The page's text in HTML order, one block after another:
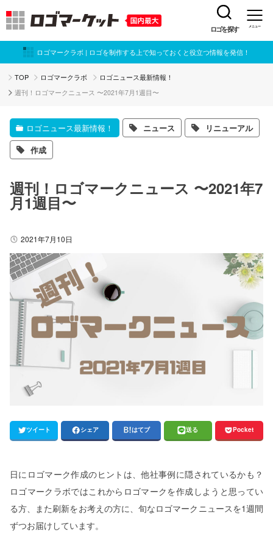
ロゴを探す メニュー
ロゴマークラボ | ロゴを制作する上で知っておくと役立つ情報を発信！
TOP ロゴマークラボ ロゴニュース最新情報！
週刊！ロゴマークニュース 〜2021年7月1週目〜
ロゴニュース最新情報！ ニュース
リニューアル
作成
週刊！ロゴマークニュース 〜2021年7
月1週目〜
2021年7月10日
ツイート シェア はてブ 送る Pocket
日にロゴマーク作成のヒントは、他社事例に隠されているかも？
ロゴマークラボではこれからロゴマークを作成しようと思ってい
る方、また刷新をお考えの方に、旬なロゴマークニュースを1週間
ずつお届けしています。